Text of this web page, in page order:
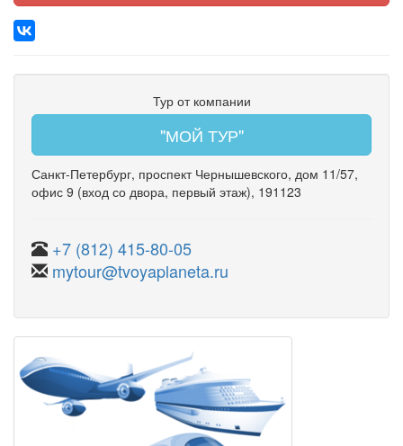
Тур от компании
"МОЙ ТУР"
Санкт-Петербург, проспект Чернышевского, дом 11/57,
офис 9 (вход со двора, первый этаж), 191123
+7 (812) 415-80-05
mytour@tvoyaplaneta.ru